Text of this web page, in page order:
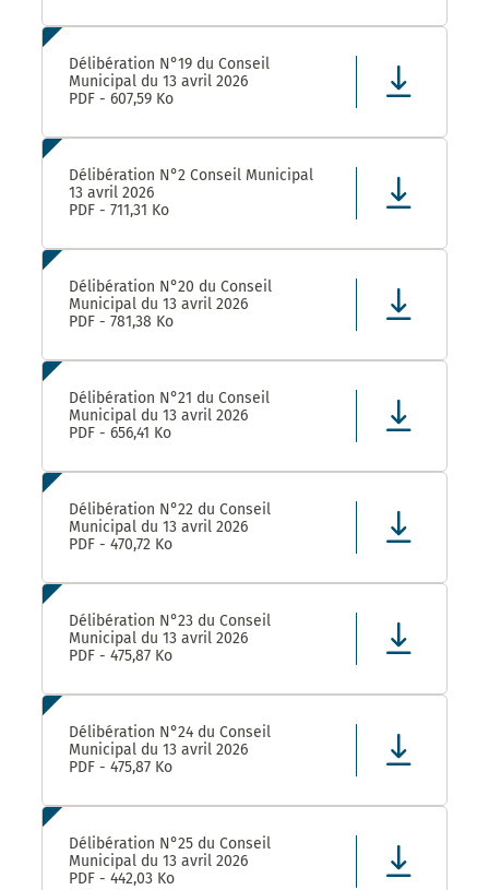
Délibération N°19 du Conseil
Municipal du 13 avril 2026
PDF - 607,59 Ko
Délibération N°2 Conseil Municipal
13 avril 2026
PDF - 711,31 Ko
Délibération N°20 du Conseil
Municipal du 13 avril 2026
PDF - 781,38 Ko
Délibération N°21 du Conseil
Municipal du 13 avril 2026
PDF - 656,41 Ko
Délibération N°22 du Conseil
Municipal du 13 avril 2026
PDF - 470,72 Ko
Délibération N°23 du Conseil
Municipal du 13 avril 2026
PDF - 475,87 Ko
Délibération N°24 du Conseil
Municipal du 13 avril 2026
PDF - 475,87 Ko
Délibération N°25 du Conseil
Municipal du 13 avril 2026
PDF - 442,03 Ko